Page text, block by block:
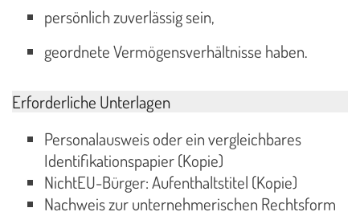
persönlich zuverlässig sein,
geordnete Vermögensverhältnisse haben.
Erforderliche Unterlagen
Personalausweis oder ein vergleichbares
Identifikationspapier (Kopie)
NichtEU-Bürger: Aufenthaltstitel (Kopie)
Nachweis zur unternehmerischen Rechtsform